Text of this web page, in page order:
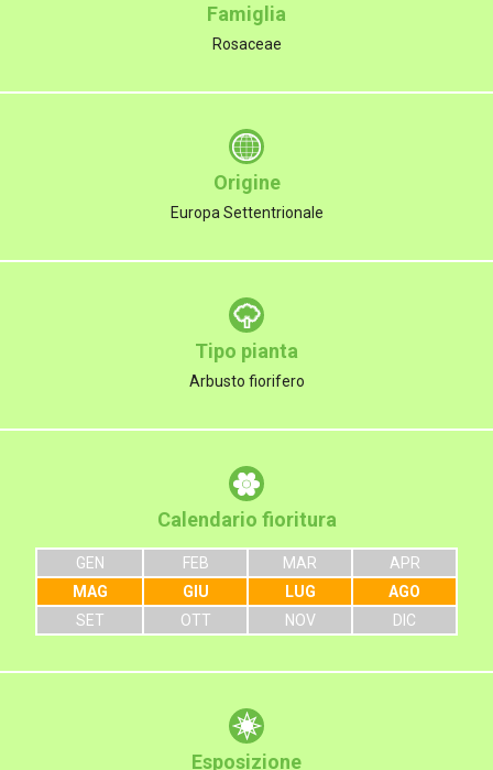
Famiglia
Rosaceae
Origine
Europa Settentrionale
Tipo pianta
Arbusto fiorifero
Calendario fioritura
GEN FEB MAR
APR
MAG
GIU LUG
AGO
SET
OTT NOV DIC
Esposizione